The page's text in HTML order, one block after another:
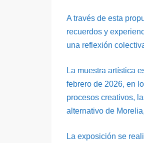
A través de esta
recuerdos y
una reflexión
La muestra artística
febrero de 2026, en
procesos creativos,
alternativo de
La exposición se